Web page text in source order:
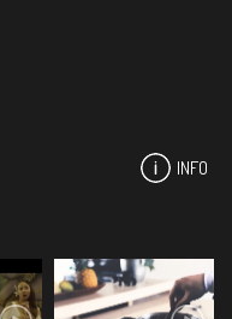
INFO